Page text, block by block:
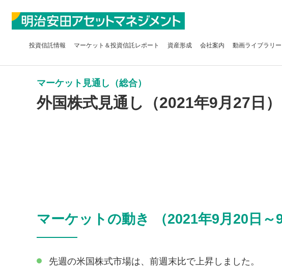
投資信託情報 マーケット＆投資信託レポート 資産形成 会社案内 動画ライブラリー
マーケット見通し（総合）
外国株式見通し（2021年9月27日）
マーケットの動き （2021年9月20日～9
先週の米国株式市場は、前週末比で上昇しました。